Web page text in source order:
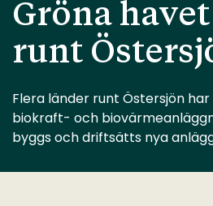
Gröna
runt
Flera länder runt Östersjön
biokraft- och
byggs och driftsätts nya